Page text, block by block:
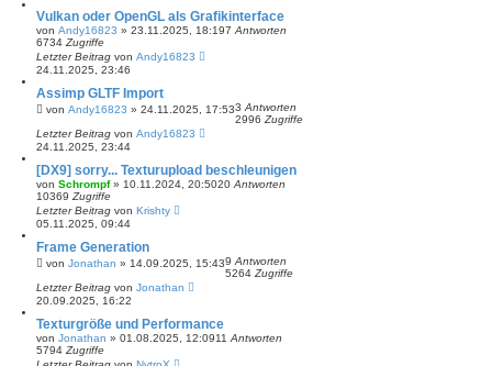
Vulkan oder OpenGL als Grafikinterface
von Andy16823 » 23.11.2025, 18:197 Antworten
6734 Zugriffe
Letzter Beitrag von Andy16823
24.11.2025, 23:46
Assimp GLTF Import
von Andy16823 » 24.11.2025, 17:533 Antworten
2996 Zugriffe
Letzter Beitrag von Andy16823
24.11.2025, 23:44
[DX9] sorry... Texturupload beschleunigen
von Schrompf» 10.11.2024, 20:5020 Antworten
10369 Zugriffe
Letzter Beitrag von Krishty
05.11.2025, 09:44
Frame Generation
von Jonathan » 14.09.2025, 15:439 Antworten
5264 Zugriffe
Letzter Beitrag von Jonathan
20.09.2025, 16:22
Texturgröße und Performance
von Jonathan » 01.08.2025, 12:0911 Antworten
5794 Zugriffe